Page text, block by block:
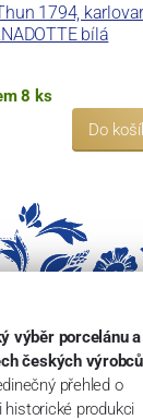
1794,
bílá
8 ks
Do
výběr porcelánu a
českých
přehled o
historické produkci